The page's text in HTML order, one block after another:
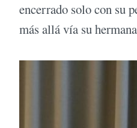
encerrado solo con su
más allá vía su